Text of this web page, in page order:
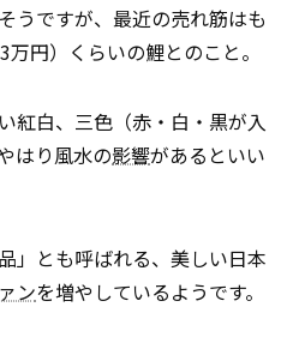
うですが、最近の売れ筋はも
円）くらいの鯉とのこと。
紅白、三色（赤・白・黒が入
はり風水の影響があるといい
」とも呼ばれる、美しい日本
ンを増やしているようです。